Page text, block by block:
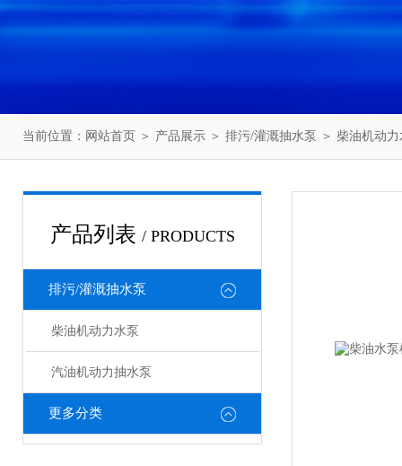
当前位置： 网站首页 ＞ 产品展示 ＞ 排污/灌溉抽水泵 ＞ 柴油机动力
产品列表 / PRODUCTS
排污/灌溉抽水泵
柴油机动力水泵
汽油机动力抽水泵
更多分类